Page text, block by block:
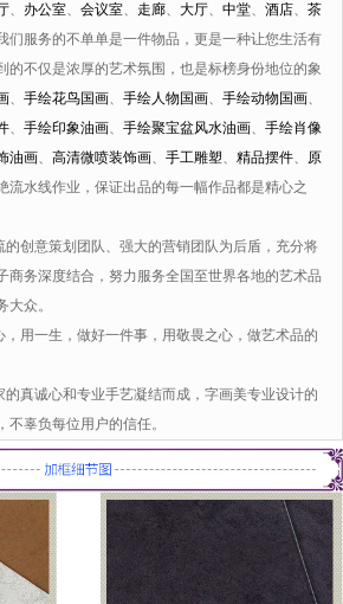
、 办公室、 会议室、 走廊、 大厅、 中堂、 酒店、 茶
们服务的不单单是一件物品，更是一种让您生活有
的不仅是浓厚的艺术氛围，也是标榜身份地位的象
、 手绘花鸟国画、 手绘人物国画、 手绘动物国画、
、 手绘印象油画、 手绘聚宝盆风水油画、 手绘肖像
油画、 高清微喷装饰画、 手工雕塑、 精品摆件、 原
流水线作业，保证出品的每一幅作品都是精心之
创意策划团队、强大的营销团队为后盾，充分将
商务深度结合，努力服务全国至世界各地的艺术品
众。
用一生，做好一件事，用敬畏之心，做艺术品的
真诚心和专业手艺凝结而成，字画美专业设计的
辜负每位用户的信任。